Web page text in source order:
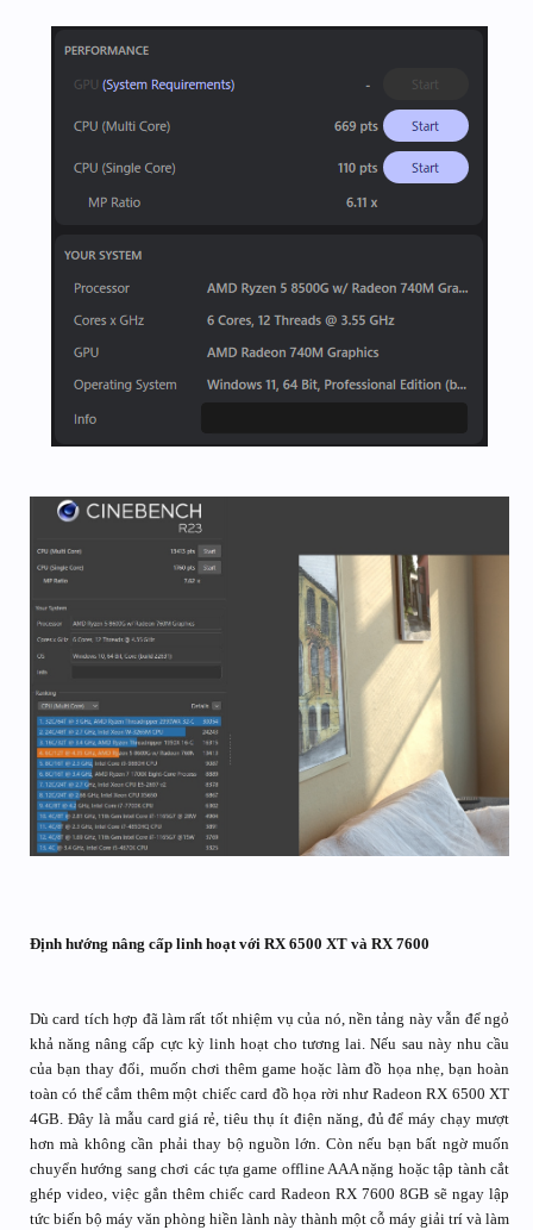
Định hướng nâng cấp linh hoạt với RX 6500 XT và RX 7600
Dù card tích hợp đã làm rất tốt nhiệm vụ của nó, nền tảng này vẫn để ngỏ
khả năng nâng cấp cực kỳ linh hoạt cho tương lai. Nếu sau này nhu cầu
của bạn thay đổi, muốn chơi thêm game hoặc làm đồ họa nhẹ, bạn hoàn
toàn có thể cắm thêm một chiếc card đồ họa rời như Radeon RX 6500 XT
4GB. Đây là mẫu card giá rẻ, tiêu thụ ít điện năng, đủ để máy chạy mượt
hơn mà không cần phải thay bộ nguồn lớn. Còn nếu bạn bất ngờ muốn
chuyển hướng sang chơi các tựa game offline AAA nặng hoặc tập tành cắt
ghép video, việc gắn thêm chiếc card Radeon RX 7600 8GB sẽ ngay lập
tức biến bộ máy văn phòng hiền lành này thành một cỗ máy giải trí và làm